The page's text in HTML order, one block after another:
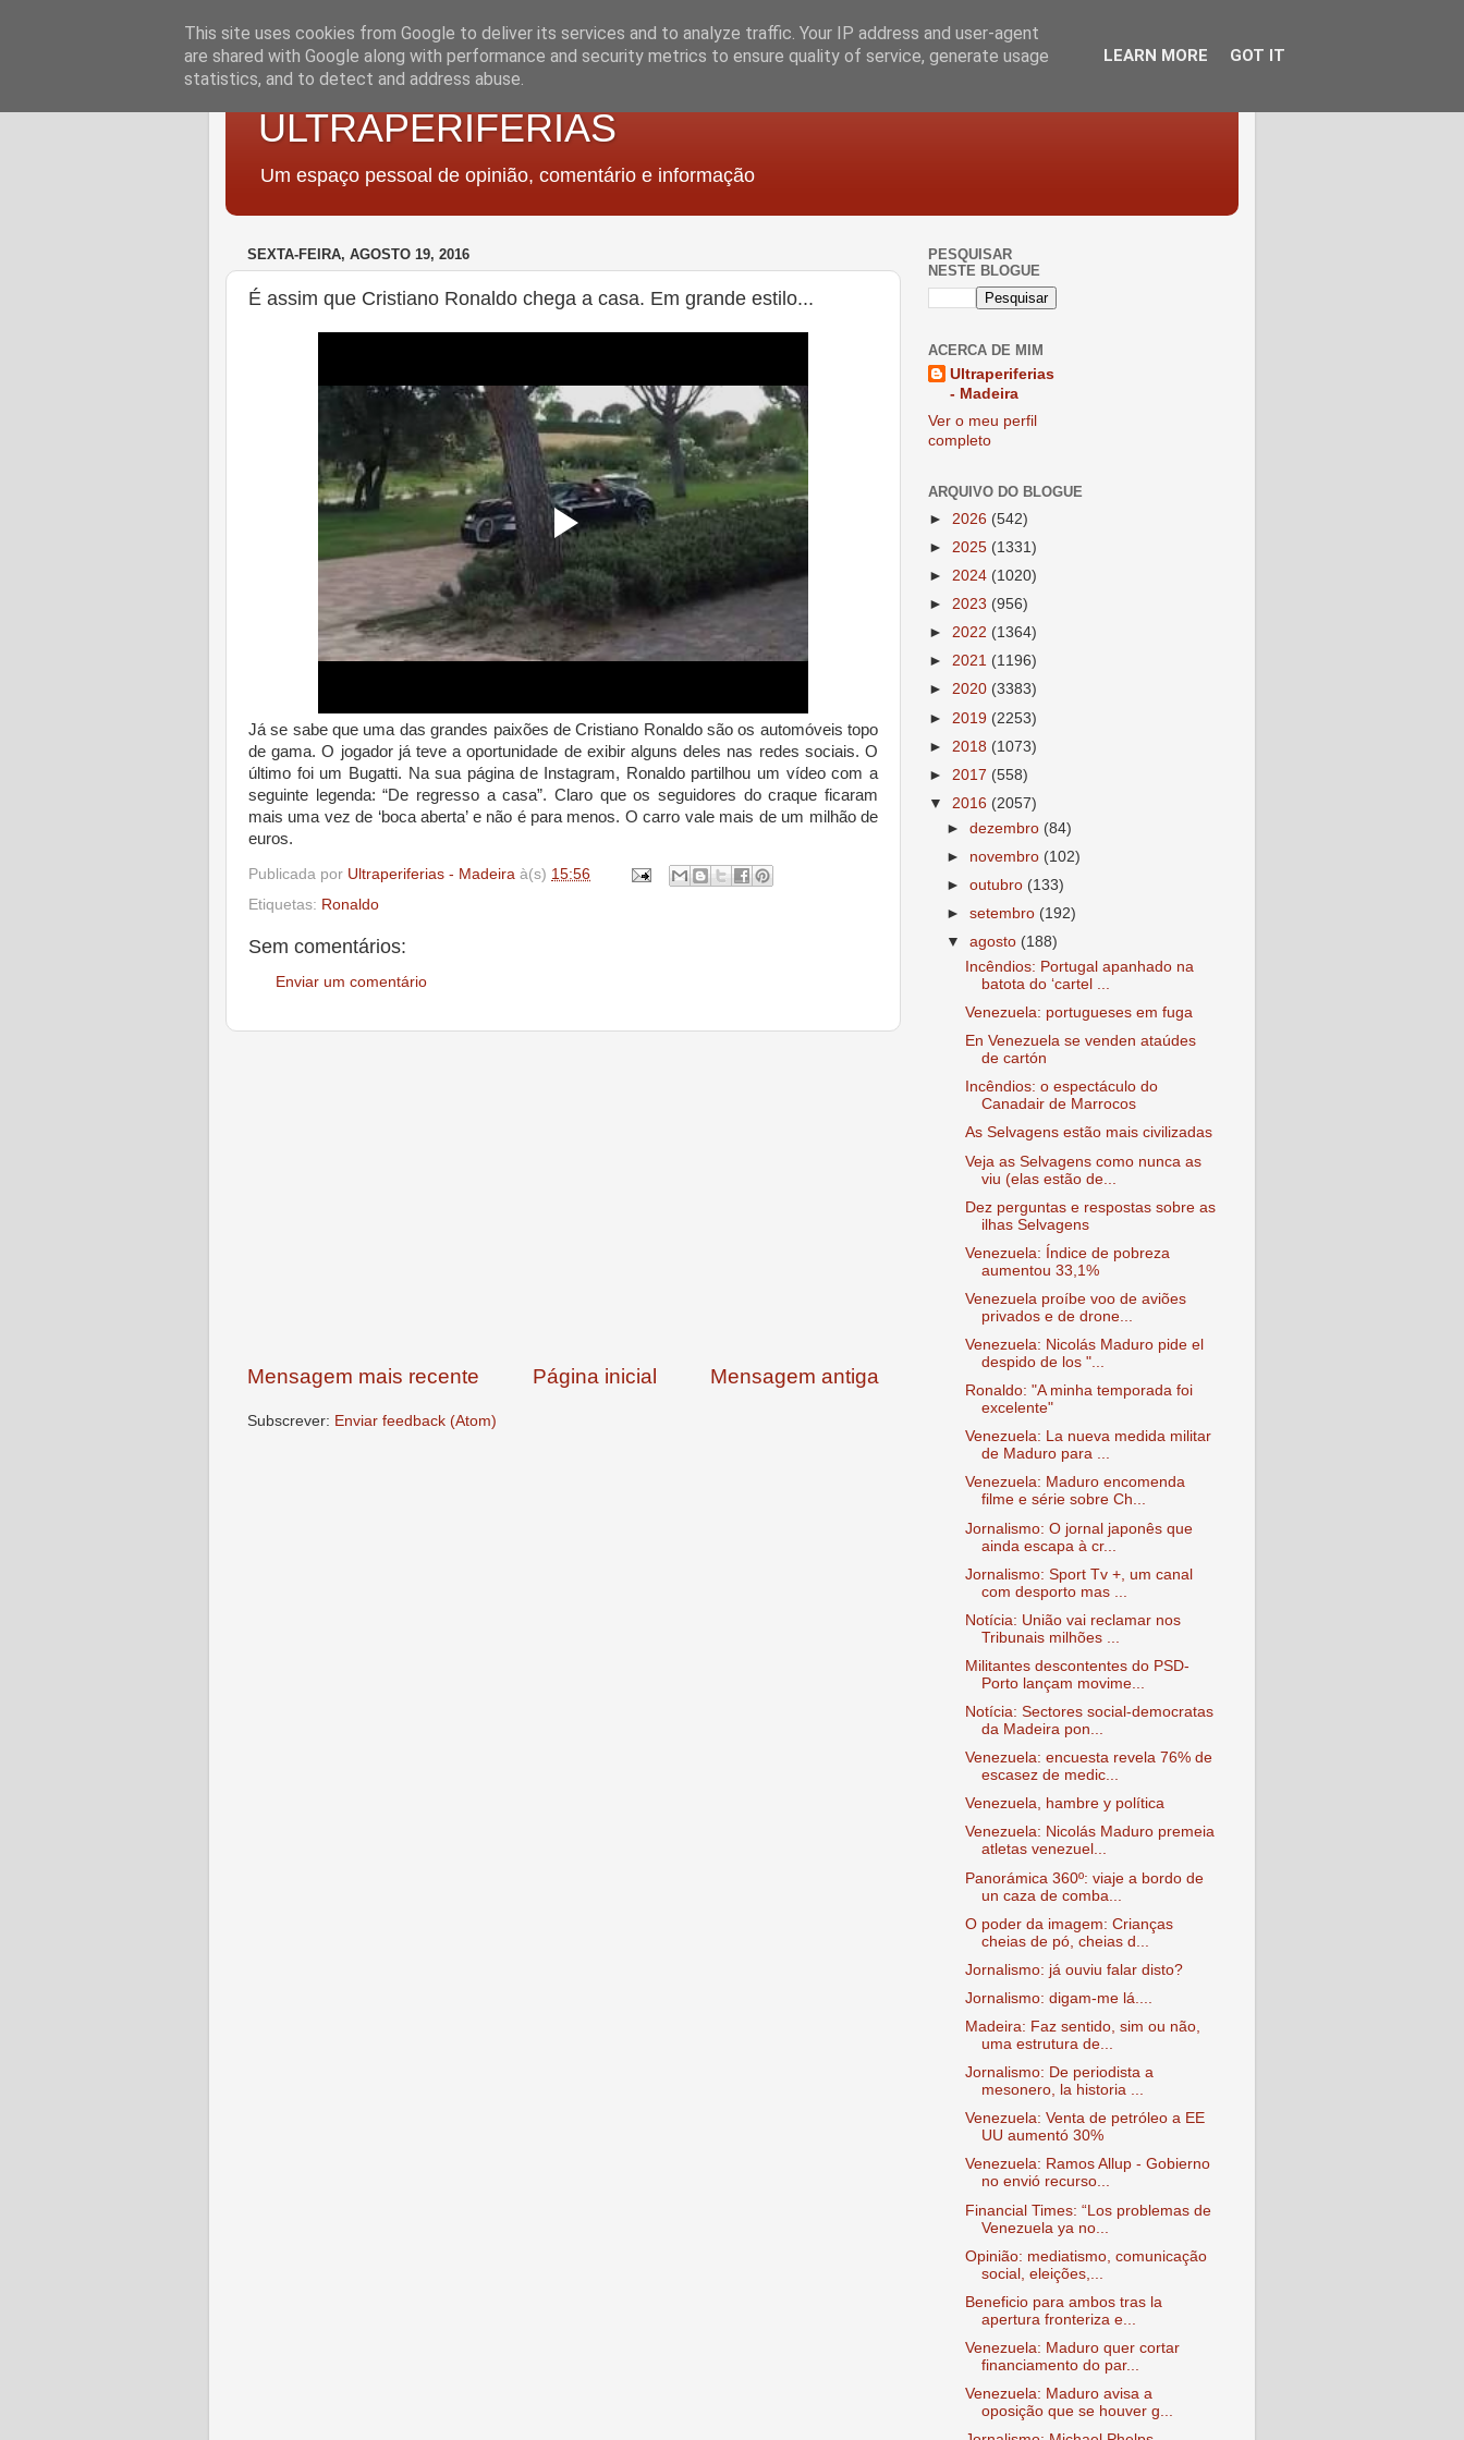
ULTRAPERIFERIAS
Um espaço pessoal de opinião, comentário e informação
SEXTA-FEIRA, AGOSTO 19, 2016
É assim que Cristiano Ronaldo chega a casa. Em grande estilo...
Já se sabe que uma das grandes paixões de Cristiano Ronaldo são os automóveis topo
de gama. O jogador já teve a oportunidade de exibir alguns deles nas redes sociais. O
último foi um Bugatti. Na sua página de Instagram, Ronaldo partilhou um vídeo com a
seguinte legenda: “De regresso a casa”. Claro que os seguidores do craque ficaram
mais uma vez de ‘boca aberta’ e não é para menos. O carro vale mais de um milhão de
euros.
Publicada por Ultraperiferias - Madeira à(s) 15:56
Etiquetas: Ronaldo
Sem comentários:
Enviar um comentário
Mensagem mais recente Mensagem antiga
Página inicial
Subscrever: Enviar feedback (Atom)
PESQUISAR
NESTE BLOGUE
ACERCA DE MIM
Ultraperiferias
- Madeira
Ver o meu perfil
completo
ARQUIVO DO BLOGUE
► 2026 (542)
► 2025 (1331)
► 2024 (1020)
► 2023 (956)
► 2022 (1364)
► 2021 (1196)
► 2020 (3383)
► 2019 (2253)
► 2018 (1073)
► 2017 (558)
▼ 2016 (2057)
►dezembro (84)
► novembro (102)
►outubro (133)
►setembro (192)
▼agosto (188)
Incêndios: Portugal apanhado na
batota do ‘cartel ...
Venezuela: portugueses em fuga
En Venezuela se venden ataúdes
de cartón
Incêndios: o espectáculo do
Canadair de Marrocos
As Selvagens estão mais civilizadas
Veja as Selvagens como nunca as
viu (elas estão de...
Dez perguntas e respostas sobre as
ilhas Selvagens
Venezuela: Índice de pobreza
aumentou 33,1%
Venezuela proíbe voo de aviões
privados e de drone...
Venezuela: Nicolás Maduro pide el
despido de los "...
Ronaldo: "A minha temporada foi
excelente"
Venezuela: La nueva medida militar
de Maduro para ...
Venezuela: Maduro encomenda
filme e série sobre Ch...
Jornalismo: O jornal japonês que
ainda escapa à cr...
Jornalismo: Sport Tv +, um canal
com desporto mas ...
Notícia: União vai reclamar nos
Tribunais milhões ...
Militantes descontentes do PSD-
Porto lançam movime...
Notícia: Sectores social-democratas
da Madeira pon...
Venezuela: encuesta revela 76% de
escasez de medic...
Venezuela, hambre y política
Venezuela: Nicolás Maduro premeia
atletas venezuel...
Panorámica 360º: viaje a bordo de
un caza de comba...
O poder da imagem: Crianças
cheias de pó, cheias d...
Jornalismo: já ouviu falar disto?
Jornalismo: digam-me lá....
Madeira: Faz sentido, sim ou não,
uma estrutura de...
Jornalismo: De periodista a
mesonero, la historia ...
Venezuela: Venta de petróleo a EE
UU aumentó 30%
Venezuela: Ramos Allup - Gobierno
no envió recurso...
Financial Times: “Los problemas de
Venezuela ya no...
Opinião: mediatismo, comunicação
social, eleições,...
Beneficio para ambos tras la
apertura fronteriza e...
Venezuela: Maduro quer cortar
financiamento do par...
Venezuela: Maduro avisa a
oposição que se houver g...
This site uses cookies from Google to deliver its services and to analyze traffic. Your IP address and user-agent
are shared with Google along with performance and security metrics to ensure quality of service, generate usage
statistics, and to detect and address abuse.
LEARN MORE GOT IT